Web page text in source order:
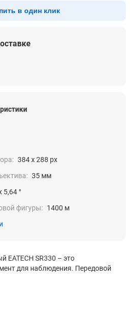
в один клик
384 х 288 pх
35 мм
5,64 °
фигуры: 1400 м
EATECH SR330 – это
для наблюдения. Передовой